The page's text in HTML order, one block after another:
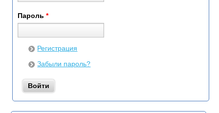
Пароль *
Регистрация
Забыли пароль?